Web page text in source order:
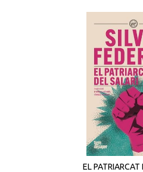
EL PATRIARCAT